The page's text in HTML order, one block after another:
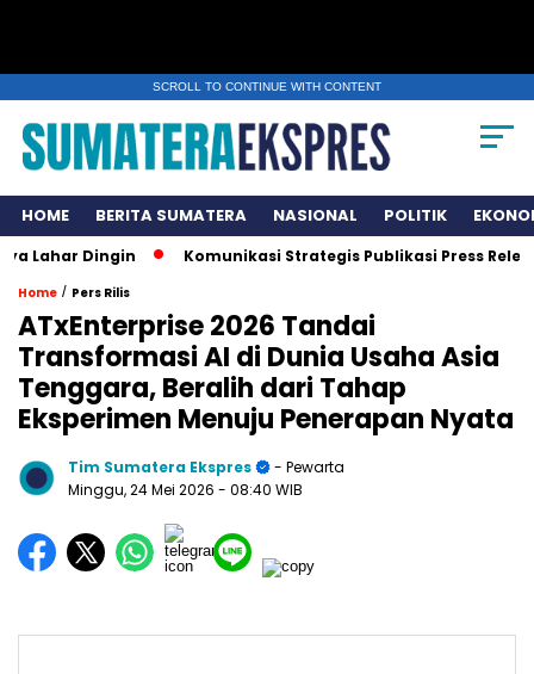
SCROLL TO CONTINUE WITH CONTENT
HOME BERITA SUMATERA NASIONAL POLITIK
Dingin Komunikasi Strategis Publikasi Press Release,
Home / Pers Rilis
ATxEnterprise 2026 Tandai
Transformasi AI di Dunia Usaha Asia
Tenggara, Beralih dari Tahap
Eksperimen Menuju Penerapan Nyata
Tim Sumatera Ekspres
- Pewarta
Minggu, 24 Mei 2026 - 08:40 WIB